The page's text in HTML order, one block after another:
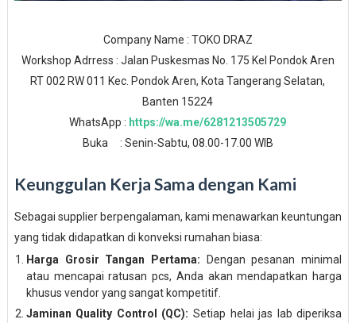
Company Name : TOKO DRAZ
Workshop Adrress : Jalan Puskesmas No. 175 Kel Pondok Aren
RT 002 RW 011 Kec. Pondok Aren, Kota Tangerang Selatan,
Banten 15224
WhatsApp : https://wa.me/6281213505729
Buka : Senin-Sabtu, 08.00-17.00 WIB
Keunggulan Kerja Sama dengan Kami
Sebagai supplier berpengalaman, kami menawarkan keuntungan
yang tidak didapatkan di konveksi rumahan biasa:
Harga Grosir Tangan Pertama: Dengan pesanan minimal
atau mencapai ratusan pcs, Anda akan mendapatkan harga
khusus vendor yang sangat kompetitif.
Jaminan Quality Control (QC): Setiap helai jas lab diperiksa